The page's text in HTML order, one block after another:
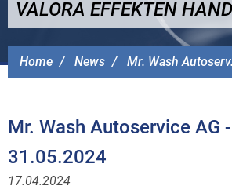
Home News Mr. Wash
VALORA EFFEKTEN
Mr. Wash Autoservice AG
31.05.2024
17.04.2024